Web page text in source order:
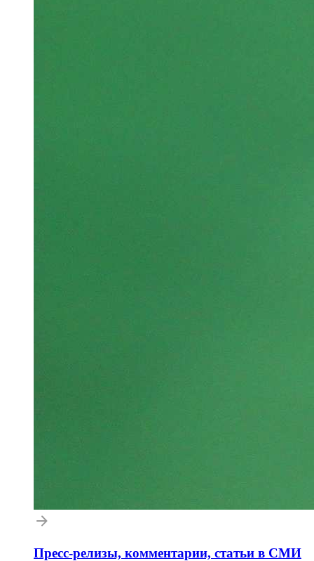
Пресс-релизы, комментарии, статьи в СМИ